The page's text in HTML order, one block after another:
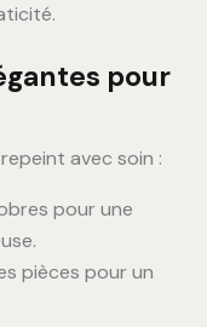
pour
avec soin :
pour une
pièces pour un